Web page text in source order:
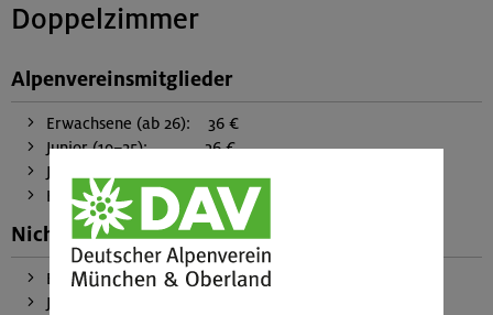
Doppelzimmer
Alpenvereinsmitglieder
Erwachsene (ab 26): 36 €
Junior (19–25): 36 €
Jugend (7–18): 17 €
Kinder (bis 6): 10 €
Nichtmitglieder
Erwachsene (ab 18): 65 €
Junior (14–17): 51 €